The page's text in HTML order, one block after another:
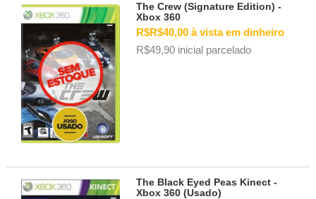
The Crew (Signature Edition) -
Xbox 360
R$R$40,00 à vista em dinheiro
R$49,90 inicial parcelado
The Black Eyed Peas Kinect -
Xbox 360 (Usado)